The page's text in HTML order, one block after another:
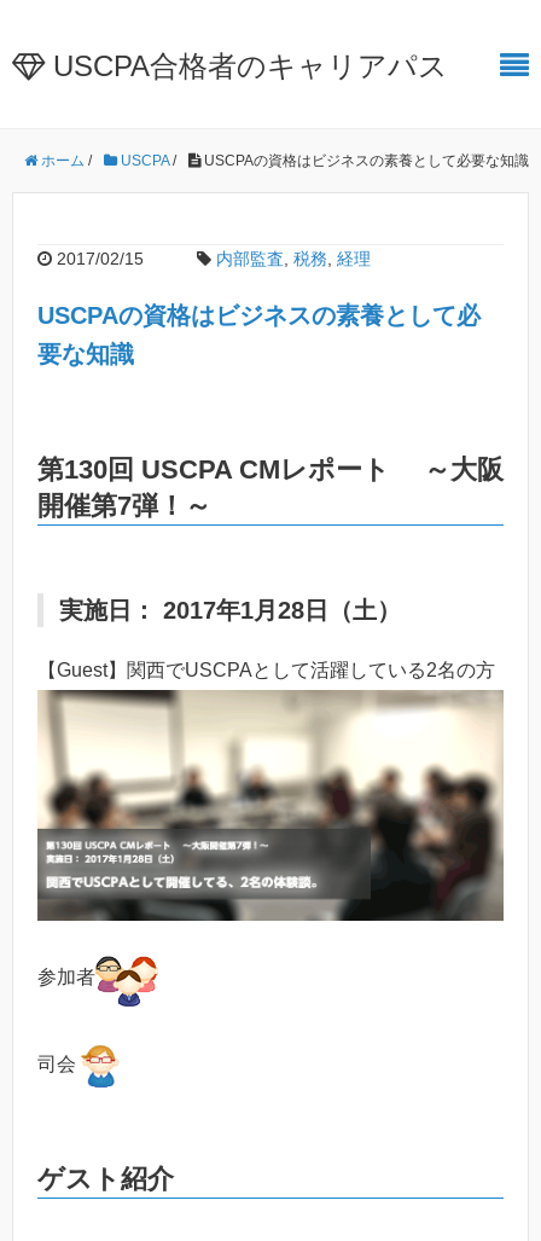
USCPA合格者のキャリアパス
ホーム / USCPA/ USCPAの資格はビジネスの素養として必要な知識
2017/02/15 内部監査 税務 経理
USCPAの資格はビジネスの素養として必
要な知識
第130回 USCPA CMレポート ～大阪
開催第7弾！～
実施日： 2017年1月28日（土）
【Guest】関西でUSCPAとして活躍している2名の方
参加者
司会
ゲスト紹介